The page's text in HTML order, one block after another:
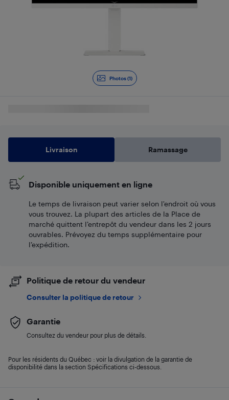
Photos (1)
Livraison Ramassage
Disponible uniquement en ligne
Le temps de livraison peut varier selon l'endroit où vous
vous trouvez. La plupart des articles de la Place de
marché quittent l’entrepôt du vendeur dans les 2 jours
ouvrables. Prévoyez du temps supplémentaire pour
l’expédition.
Politique de retour du vendeur
Consulter la politique de retour
Garantie
Consultez du vendeur pour plus de détails.
Pour les résidents du Québec : voir la divulgation de la garantie de
disponibilité dans la section Spécifications ci-dessous.